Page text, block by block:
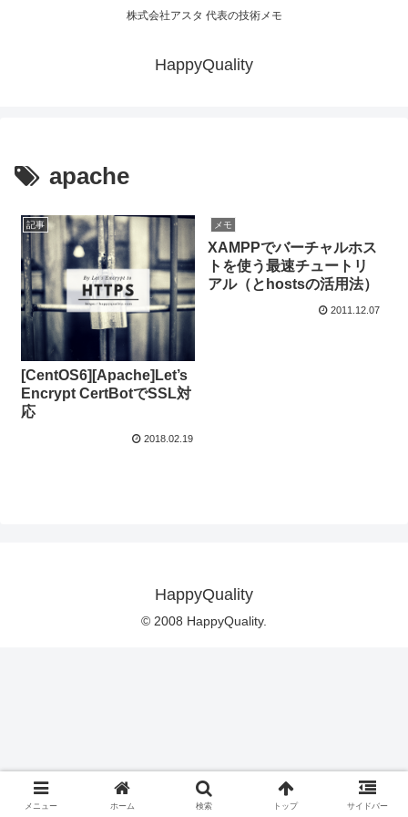
株式会社アスタ 代表の技術メモ
HappyQuality
apache
記事
[CentOS6][Apache]Let’s
Encrypt CertBotでSSL対
応
2018.02.19
メモ
XAMPPでバーチャルホス
トを使う最速チュートリ
アル（とhostsの活用法）
2011.12.07
HappyQuality
© 2008 HappyQuality.
メニュー ホーム 検索 トップ サイドバー